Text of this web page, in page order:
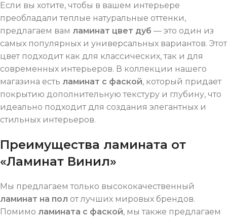
Если вы хотите, чтобы в вашем интерьере
преобладали теплые натуральные оттенки,
предлагаем вам ламинат цвет дуб — это один из
самых популярных и универсальных вариантов. Этот
цвет подходит как для классических, так и для
современных интерьеров. В коллекции нашего
магазина есть ламинат с фаской, который придает
покрытию дополнительную текстуру и глубину, что
идеально подходит для создания элегантных и
стильных интерьеров.
Преимущества ламината от
«Ламинат Винил»
Мы предлагаем только высококачественный
ламинат на пол от лучших мировых брендов.
Помимо ламината с фаской, мы также предлагаем